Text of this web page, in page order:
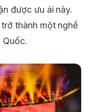
được ưu ái này.
thành một nghề